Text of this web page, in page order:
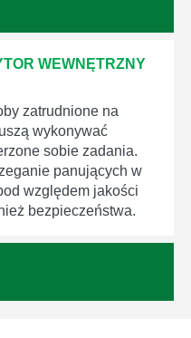
WEWNĘTRZNY
zatrudnione na
wykonywać
sobie zadania.
panujących w
względem jakości
bezpieczeństwa.